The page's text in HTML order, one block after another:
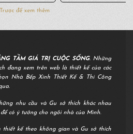
Trược để xem thêm
TẦM GIÁ TRỊ CUỘC SỐNG. Những
đang xem trên web là thiết kế của các
Nhà Bếp Xinh Thiết Kế & Thi Công
nhu cầu và Gu sở thích khác nhau
có ý tưởng cho ngôi nhà của Mình.
thiết kế theo không gian và Gu sở thích